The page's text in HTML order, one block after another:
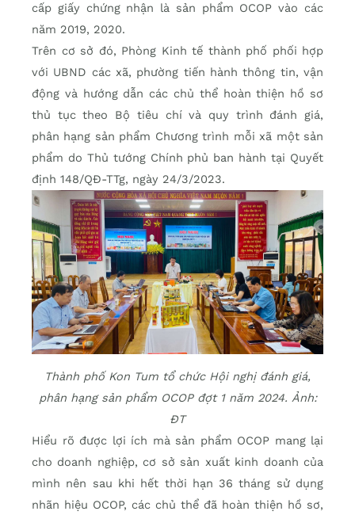
cấp giấy chứng nhận là sản phẩm OCOP vào các
năm 2019, 2020.
Trên cơ sở đó, Phòng Kinh tế thành phố phối hợp
với UBND các xã, phường tiến hành thông tin, vận
động và hướng dẫn các chủ thể hoàn thiện hồ sơ
thủ tục theo Bộ tiêu chí và quy trình đánh giá,
phân hạng sản phẩm Chương trình mỗi xã một sản
phẩm do Thủ tướng Chính phủ ban hành tại Quyết
định 148/QĐ-TTg, ngày 24/3/2023.
Thành phố Kon Tum tổ chức Hội nghị đánh giá,
phân hạng sản phẩm OCOP đợt 1 năm 2024. Ảnh:
ĐT
Hiểu rõ được lợi ích mà sản phẩm OCOP mang lại
cho doanh nghiệp, cơ sở sản xuất kinh doanh của
mình nên sau khi hết thời hạn 36 tháng sử dụng
nhãn hiệu OCOP, các chủ thể đã hoàn thiện hồ sơ,